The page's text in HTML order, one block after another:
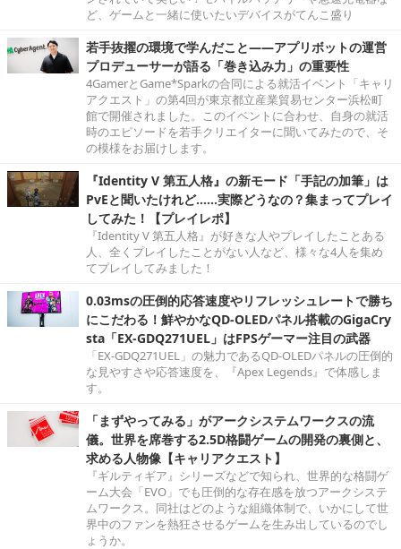
ど、ゲームと一緒に使いたいデバイスがてんこ盛り
若手抜擢の環境で学んだこと――アプリボットの運営
プロデューサーが語る「巻き込み力」の重要性
4GamerとGame*Sparkの合同による就活イベント「キャリ
アクエスト」の第4回が東京都立産業貿易センター浜松町
館で開催されました。このイベントに合わせ、自身の就活
時のエピソードを若手クリエイターに聞いてみたので、そ
の模様をお届けします。
『Identity V 第五人格』の新モード「手記の加筆」は
PvEと聞いたけれど……実際どうなの？集まってプレイ
してみた！【プレイレポ】
『Identity V 第五人格』が好きな人やプレイしたことある
人、全くプレイしたことがない人など、様々な4人を集め
てプレイしてみました！
0.03msの圧倒的応答速度やリフレッシュレートで勝ち
にこだわる！鮮やかなQD-OLEDパネル搭載のGigaCry
sta「EX-GDQ271UEL」はFPSゲーマー注目の武器
「EX-GDQ271UEL」の魅力であるQD-OLEDパネルの圧倒的
な見やすさや応答速度を、『Apex Legends』で体感しま
す。
「まずやってみる」がアークシステムワークスの流
儀。世界を席巻する2.5D格闘ゲームの開発の裏側と、
求める人物像【キャリアクエスト】
『ギルティギア』シリーズなどで知られ、世界的な格闘ゲ
ーム大会「EVO」でも圧倒的な存在感を放つアークシステ
ムワークス。同社はどのような組織体制で、いかにして世
界中のファンを熱狂させるゲームを生み出しているのでし
ょうか。